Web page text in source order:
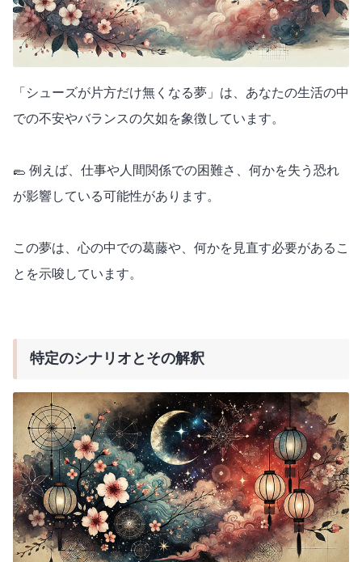
「シューズが片方だけ無くなる夢」は、あなたの生活の中
での不安やバランスの欠如を象徴しています。
🥿 例えば、仕事や人間関係での困難さ、何かを失う恐れ
が影響している可能性があります。
この夢は、心の中での葛藤や、何かを見直す必要があるこ
とを示唆しています。
特定のシナリオとその解釈